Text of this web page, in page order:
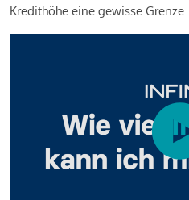
Kredithöhe eine gewisse Grenze.